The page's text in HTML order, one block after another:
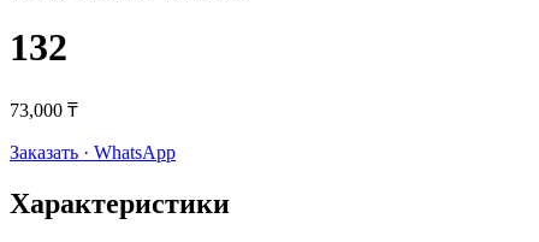
132
73,000 ₸
Заказать · WhatsApp
Характеристики